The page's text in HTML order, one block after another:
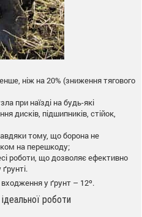
ніж на 20% (зниження тягового
при наїзді на будь-які
дисків, підшипників, стійок,
тому, що борона не
на перешкоду;
роботи, що дозволяє ефективно
у ґрунт – 12º.
роботи